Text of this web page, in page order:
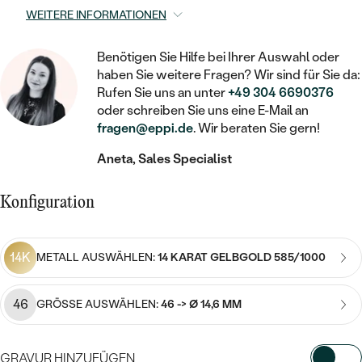
MIT FÜLLUNG
NACH PREIS
GÜNSTIG
LAB GROWN DIAMANTEN ZUM
FARBIGE DIAMANTEN ZUM EINFASSEN
NACH EDELSTEIN
MIT DIAMANT
MIT LAB GROWN DIAMANT
MIT MOISSANIT
MIT FARBIGEN DIAMANTEN
MIT SCHWARZEN DIAMANTEN
SCHMUCK FÜR KINDER
BROSCHEN
SCHMUCKZUBEHÖR
NACH MATERIAL
GOLD
PLATIN
NACH STEIN
DIAMANTSCHMUCK
KINDER
PIERCINGS
NACH STEIN
MIT DIAMANT
PERLENOHRRINGE
NACH PREIS
PREISWERTE
MEDAILLON
KETTEN
HERZKETTEN
NACH EDELSTEIN
MIT EDELSTEIN
PERLENKETTEN
NACH PREIS
PERSONALISIERT
NACH EDELSTEIN
MIT DIAMANT
MIT EDELSTEIN
PERLENRINGE
NACH PREIS
PREISWERTE
WEITERE INFORMATIONEN
Benötigen Sie Hilfe bei Ihrer Auswahl oder
haben Sie weitere Fragen? Wir sind für Sie da:
Rufen Sie uns an unter+49 304 6690376
oder schreiben Sie uns eine E-Mail an
fragen@eppi.de. Wir beraten Sie gern!
Aneta, Sales Specialist
Konfiguration
14K METALL AUSWÄHLEN:14 KARAT GELBGOLD 585/1000
46 GRÖSSE AUSWÄHLEN:46 -> Ø 14,6 MM
GRAVUR HINZUFÜGEN